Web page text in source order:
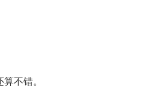
不错。